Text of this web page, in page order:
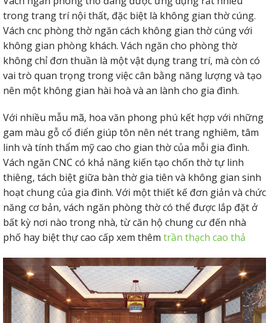
trong trang trí nội thất, đặc biệt là không gian thờ cúng.
Vách cnc phòng thờ ngăn cách không gian thờ cúng với
không gian phòng khách. Vách ngăn cho phòng thờ
không chỉ đơn thuần là một vật dụng trang trí, mà còn có
vai trò quan trọng trong việc cân bằng năng lượng và tạo
nên một không gian hài hoà và an lành cho gia đình.
Với nhiều mẫu mã, hoa văn phong phú kết hợp với những
gam màu gỗ cổ điển giúp tôn nên nét trang nghiêm, tâm
linh và tính thẩm mỹ cao cho gian thờ của mỗi gia đình.
Vách ngăn CNC có khả năng kiến tạo chốn thờ tự linh
thiêng, tách biệt giữa bàn thờ gia tiên và không gian sinh
hoạt chung của gia đình. Với một thiết kế đơn giản và chức
năng cơ bản, vách ngăn phòng thờ có thể được lắp đặt ở
bất kỳ nơi nào trong nhà, từ căn hộ chung cư đến nhà
phố hay biệt thự cao cấp xem thêm trần thạch cao thả